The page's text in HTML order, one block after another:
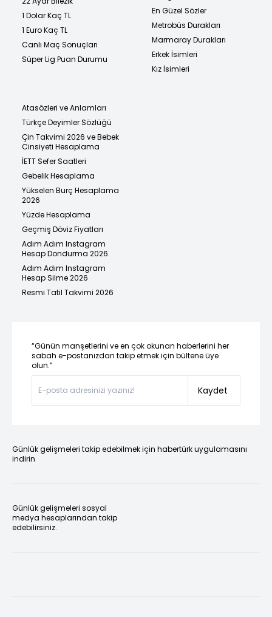
1 Dolar Kaç TL
1 Euro Kaç TL
Canlı Maç Sonuçları
Süper Lig Puan Durumu
En Güzel Sözler
Metrobüs Durakları
Marmaray Durakları
Erkek İsimleri
Kız İsimleri
Atasözleri ve Anlamları
Türkçe Deyimler Sözlüğü
Çin Takvimi 2026 ve Bebek
Cinsiyeti Hesaplama
İETT Sefer Saatleri
Gebelik Hesaplama
Yükselen Burç Hesaplama
2026
Yüzde Hesaplama
Geçmiş Döviz Fiyatları
Adım Adım Instagram
Hesap Dondurma 2026
Adım Adım Instagram
Hesap Silme 2026
Resmi Tatil Takvimi 2026
“Günün manşetlerini ve en çok okunan haberlerini her
sabah e-postanızdan takip etmek için bültene üye
olun.”
Kaydet
Günlük gelişmeleri takip edebilmek için habertürk uygulamasını
indirin
Günlük gelişmeleri sosyal
medya hesaplarından takip
edebilirsiniz.